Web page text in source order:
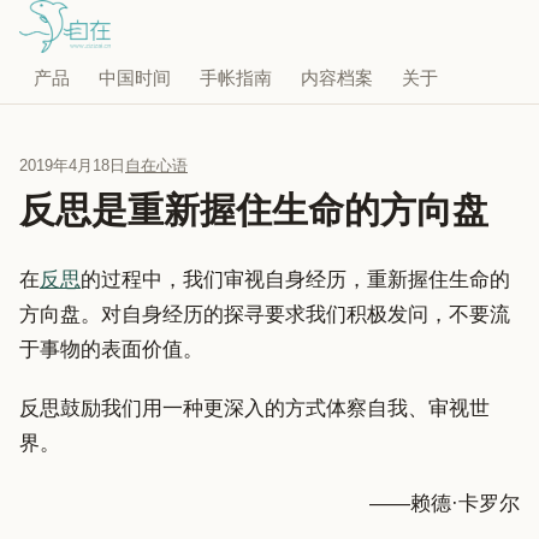
产品 中国时间 手帐指南 内容档案 关于
2019年4月18日 自在心语
反思是重新握住生命的方向盘
在反思的过程中，我们审视自身经历，重新握住生命的
方向盘。对自身经历的探寻要求我们积极发问，不要流
于事物的表面价值。
反思鼓励我们用一种更深入的方式体察自我、审视世
界。
——赖德·卡罗尔